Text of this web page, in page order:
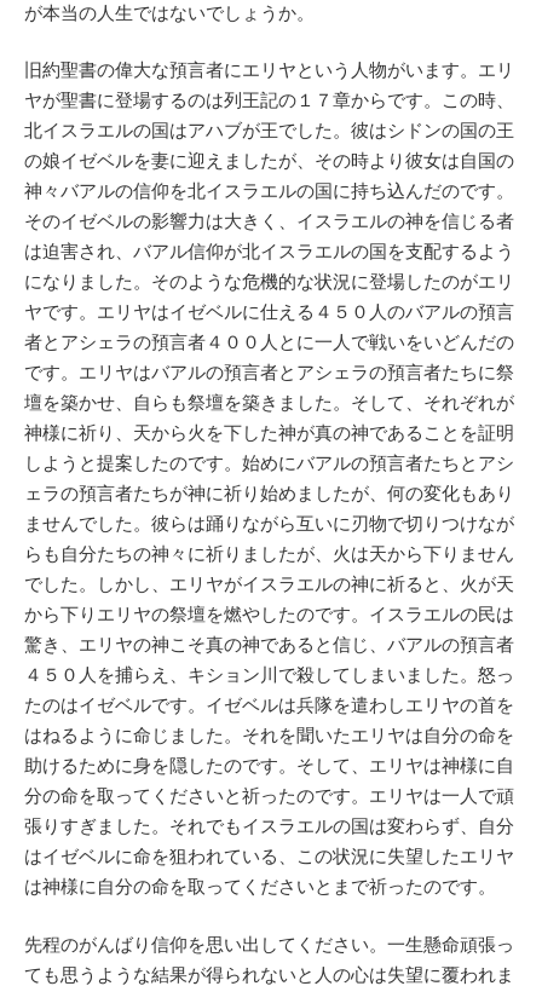
が本当の人生ではないでしょうか。
旧約聖書の偉大な預言者にエリヤという人物がいます。エリ
ヤが聖書に登場するのは列王記の１７章からです。この時、
北イスラエルの国はアハブが王でした。彼はシドンの国の王
の娘イゼベルを妻に迎えましたが、その時より彼女は自国の
神々バアルの信仰を北イスラエルの国に持ち込んだのです。
そのイゼベルの影響力は大きく、イスラエルの神を信じる者
は迫害され、バアル信仰が北イスラエルの国を支配するよう
になりました。そのような危機的な状況に登場したのがエリ
ヤです。エリヤはイゼベルに仕える４５０人のバアルの預言
者とアシェラの預言者４００人とに一人で戦いをいどんだの
です。エリヤはバアルの預言者とアシェラの預言者たちに祭
壇を築かせ、自らも祭壇を築きました。そして、それぞれが
神様に祈り、天から火を下した神が真の神であることを証明
しようと提案したのです。始めにバアルの預言者たちとアシ
ェラの預言者たちが神に祈り始めましたが、何の変化もあり
ませんでした。彼らは踊りながら互いに刃物で切りつけなが
らも自分たちの神々に祈りましたが、火は天から下りません
でした。しかし、エリヤがイスラエルの神に祈ると、火が天
から下りエリヤの祭壇を燃やしたのです。イスラエルの民は
驚き、エリヤの神こそ真の神であると信じ、バアルの預言者
４５０人を捕らえ、キション川で殺してしまいました。怒っ
たのはイゼベルです。イゼベルは兵隊を遣わしエリヤの首を
はねるように命じました。それを聞いたエリヤは自分の命を
助けるために身を隠したのです。そして、エリヤは神様に自
分の命を取ってくださいと祈ったのです。エリヤは一人で頑
張りすぎました。それでもイスラエルの国は変わらず、自分
はイゼベルに命を狙われている、この状況に失望したエリヤ
は神様に自分の命を取ってくださいとまで祈ったのです。
先程のがんばり信仰を思い出してください。一生懸命頑張っ
ても思うような結果が得られないと人の心は失望に覆われま